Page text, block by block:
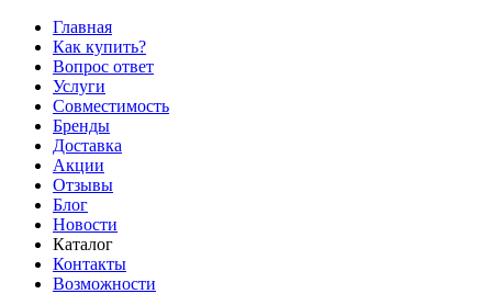
Главная
Как купить?
Вопрос ответ
Услуги
Совместимость
Бренды
Доставка
Акции
Отзывы
Блог
Новости
Каталог
Контакты
Возможности